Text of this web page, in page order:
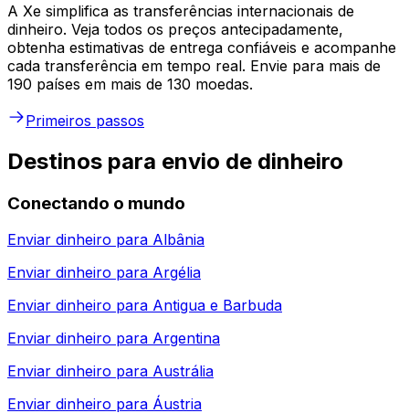
A Xe simplifica as transferências internacionais de
dinheiro. Veja todos os preços antecipadamente,
obtenha estimativas de entrega confiáveis e acompanhe
cada transferência em tempo real. Envie para mais de
190 países em mais de 130 moedas.
Primeiros passos
Destinos para envio de dinheiro
Conectando o mundo
Enviar dinheiro para Albânia
Enviar dinheiro para Argélia
Enviar dinheiro para Antigua e Barbuda
Enviar dinheiro para Argentina
Enviar dinheiro para Austrália
Enviar dinheiro para Áustria